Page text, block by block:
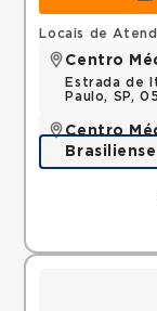
Locais de
Centro
Estrada de
Paulo, SP,
Centro
Brasiliense
Rua
Campo, SP,